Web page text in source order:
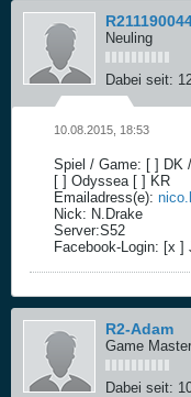
Neuling
Dabei seit:
10.08.2015, 18:53
Spiel / Game: [ ] DK
[ ] Odyssea [ ] KR
Emailadress(e):
Nick: N.Drake
Server:S52
Facebook-Login: [x
R2-Adam
Game Master
Dabei seit: